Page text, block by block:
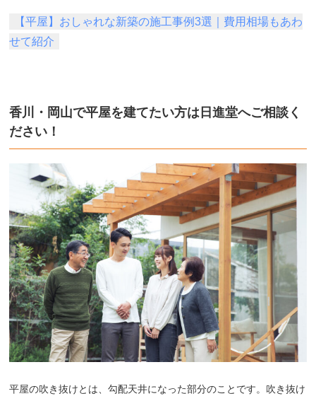
【平屋】おしゃれな新築の施工事例3選｜費用相場もあわ
せて紹介
香川・岡山で平屋を建てたい方は日進堂へご相談く
ださい！
平屋の吹き抜けとは、勾配天井になった部分のことです。吹き抜け